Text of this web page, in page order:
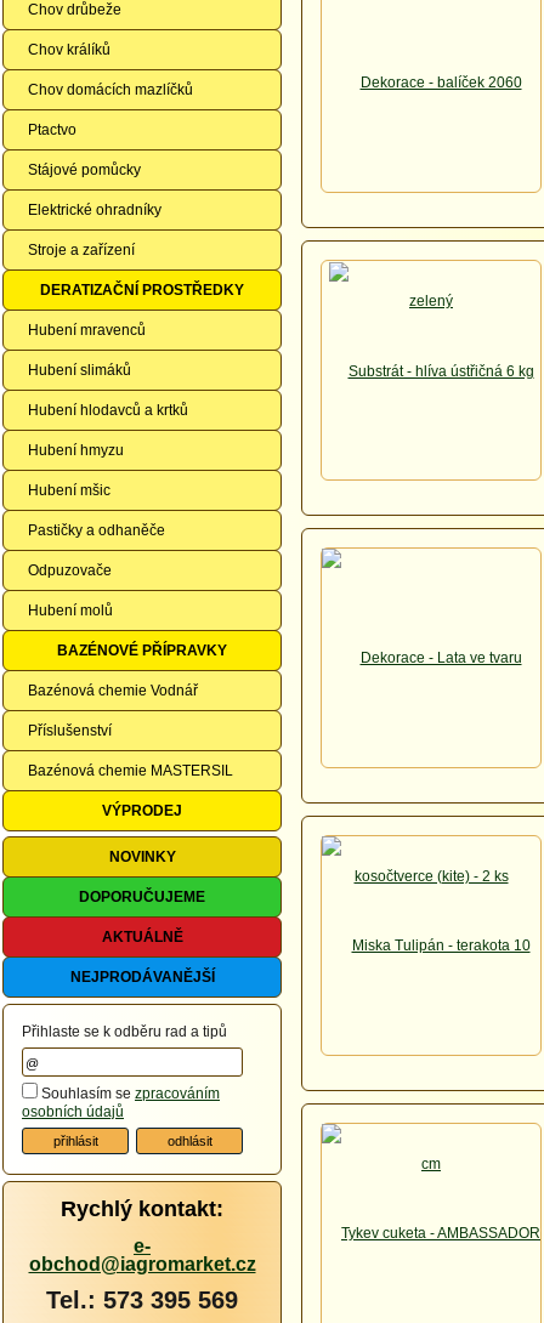
Chov drůbeže
Chov králíků
Chov domácích mazlíčků
Ptactvo
Stájové pomůcky
Elektrické ohradníky
Stroje a zařízení
DERATIZAČNÍ PROSTŘEDKY
Hubení mravenců
Hubení slimáků
Hubení hlodavců a krtků
Hubení hmyzu
Hubení mšic
Pastičky a odhaněče
Odpuzovače
Hubení molů
BAZÉNOVÉ PŘÍPRAVKY
Bazénová chemie Vodnář
Příslušenství
Bazénová chemie MASTERSIL
VÝPRODEJ
NOVINKY
DOPORUČUJEME
AKTUÁLNĚ
NEJPRODÁVANĚJŠÍ
Přihlaste se k odběru rad a tipů
Souhlasím se zpracováním
osobních údajů
Rychlý kontakt:
e-
obchod@iagromarket.cz
Tel.: 573 395 569